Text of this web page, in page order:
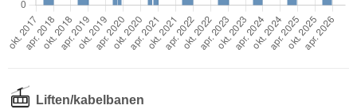
Liften/kabelbanen